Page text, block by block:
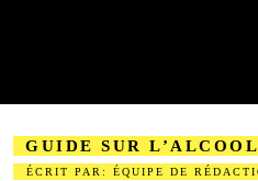
GUIDE SUR
ÉCRIT PAR: ÉQUIPE DE